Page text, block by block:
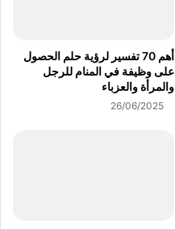
أهم 70 تفسير لرؤية حلم الحصول
على وظيفة في المنام للرجل
والمرأة والعزباء
26/06/2025